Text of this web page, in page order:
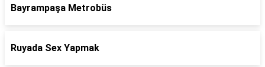
Bayrampaşa Metrobüs
Ruyada Sex Yapmak